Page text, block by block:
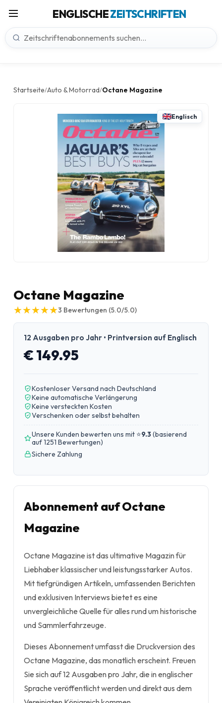
ENGLISCHEZEITSCHRIFTEN
Startseite/Auto & Motorrad/Octane Magazine
Englisch
Octane Magazine
★
★★
★★
★★
★★
★3 Bewertungen (5.0/5.0)
12 Ausgaben pro Jahr • Printversion auf Englisch
€ 149.95
Kostenloser Versand nach Deutschland
Keine automatische Verlängerung
Keine versteckten Kosten
Verschenken oder selbst behalten
Unsere Kunden bewerten uns mit ⭐9.3(basierend
auf 1251 Bewertungen)
Sichere Zahlung
Abonnement auf Octane
Magazine
Octane Magazine ist das ultimative Magazin für
Liebhaber klassischer und leistungsstarker Autos.
Mit tiefgründigen Artikeln, umfassenden Berichten
und exklusiven Interviews bietet es eine
unvergleichliche Quelle für alles rund um historische
und Sammlerfahrzeuge.
Dieses Abonnement umfasst die Druckversion des
Octane Magazine, das monatlich erscheint. Freuen
Sie sich auf 12 Ausgaben pro Jahr, die in englischer
Sprache veröffentlicht werden und direkt aus dem